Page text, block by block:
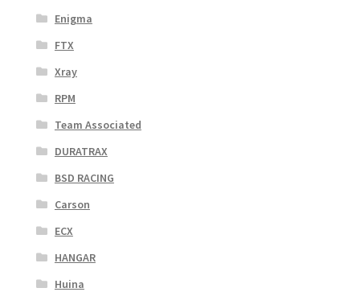
Enigma
FTX
Xray
RPM
Team Associated
DURATRAX
BSD RACING
Carson
ECX
HANGAR
Huina